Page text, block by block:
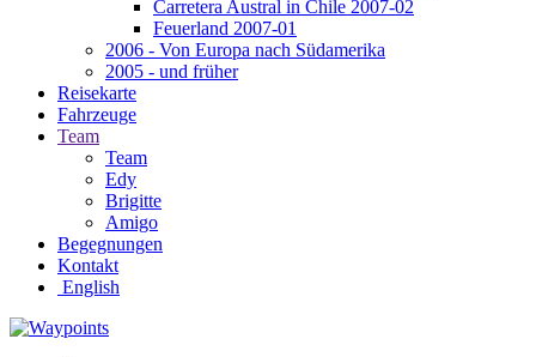
Carretera Austral in Chile 2007-02
Feuerland 2007-01
2006 - Von Europa nach Südamerika
2005 - und früher
Reisekarte
Fahrzeuge
Team
Team
Edy
Brigitte
Amigo
Begegnungen
Kontakt
English